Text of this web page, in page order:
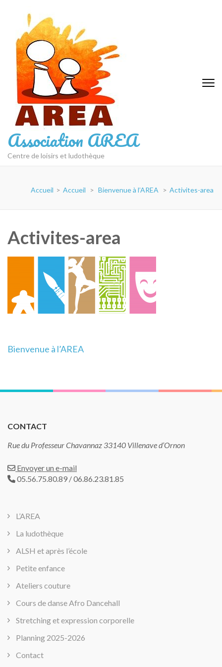
contenu
(Pressez
Entrée)
Association AREA
Centre de loisirs et ludothèque
Accueil > Accueil > Bienvenue à l’AREA > Activites-area
Activites-area
Navigation
Bienvenue à l’AREA
CONTACT
Rue du Professeur Chavannaz 33140 Villenave d’Ornon
Envoyer un e-mail
05.56.75.80.89 / 06.86.23.81.85
L’AREA
La ludothèque
ALSH et après l’école
Petite enfance
Ateliers couture
Cours de danse Afro Dancehall
Stretching et expression corporelle
Planning 2025-2026
Contact